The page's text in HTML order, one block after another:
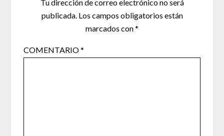
Tu dirección de correo electrónico no será
publicada. Los campos obligatorios están
marcados con*
COMENTARIO*